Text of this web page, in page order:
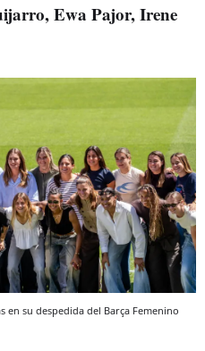
Ewa Pajor, Irene
en su despedida del Barça Femenino